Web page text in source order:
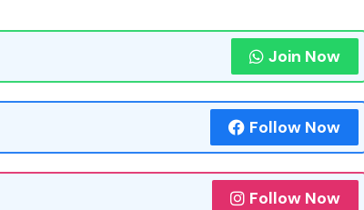
Join Now
Follow Now
Follow Now